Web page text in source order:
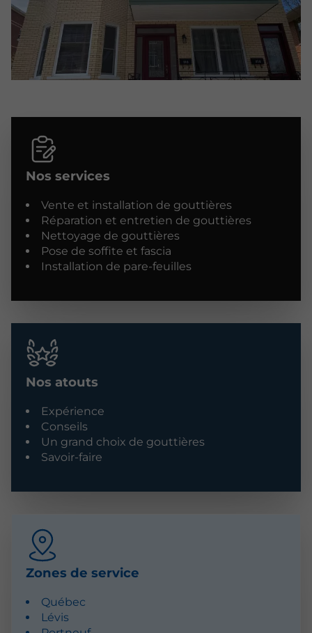
Nos services
Vente et installation de gouttières
Réparation et entretien de gouttières
Nettoyage de gouttières
Pose de soffite et fascia
Installation de pare-feuilles
Nos atouts
Expérience
Conseils
Un grand choix de gouttières
Savoir-faire
Zones de service
Québec
Lévis